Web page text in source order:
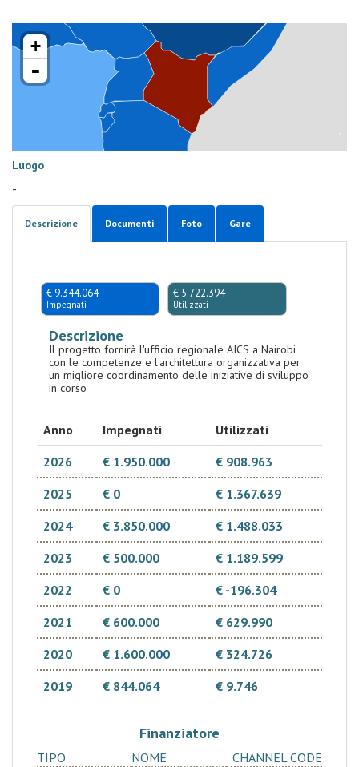
+
-
Luogo
-
Descrizione Documenti Foto Gare
€ 9.344.064
Impegnati
€ 5.722.394
Utilizzati
Descrizione
Il progetto fornirà l'ufficio regionale AICS a Nairobi
con le competenze e l'architettura organizzativa per
un migliore coordinamento delle iniziative di sviluppo
in corso
Anno Impegnati
Utilizzati
2026
€ 1.950.000
€ 908.963
2025
€ 0
€ 1.367.639
2024
€ 3.850.000
€ 1.488.033
2023
€ 500.000
€ 1.189.599
2022
€ 0
€ -196.304
2021
€ 600.000
€ 629.990
2020
€ 1.600.000
€ 324.726
2019
€ 844.064 € 9.746
Finanziatore
TIPO NOME CHANNEL CODE